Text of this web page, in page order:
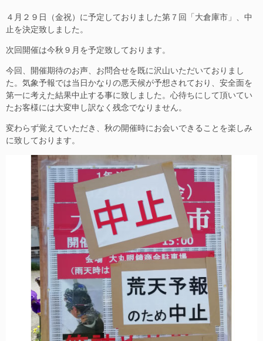
４月２９日（金祝）に予定しておりました第７回「大倉庫市」、中
止を決定致しました。
次回開催は今秋９月を予定致しております。
今回、開催期待のお声、お問合せを既に沢山いただいておりまし
た。気象予報では当日かなりの悪天候が予想されており、安全面を
第一に考えた結果中止する事に致しました。心待ちにして頂いてい
たお客様には大変申し訳なく残念でなりません。
変わらず覚えていただき、秋の開催時にお会いできることを楽しみ
に致しております。